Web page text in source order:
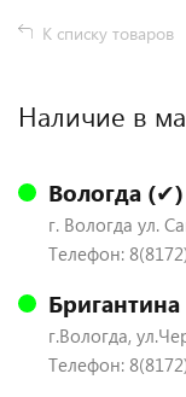
К списку товаров
Наличие в
Вологда (✔)
г. Вологда ул.
Телефон:
г.Вологда,
Телефон: